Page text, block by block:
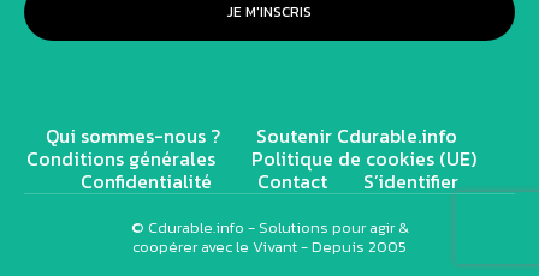
JE M'INSCRIS
Qui sommes-nous ? Soutenir Cdurable.info
Conditions générales Politique de cookies (UE)
Confidentialité Contact S’identifier
© Cdurable.info - Solutions pour agir &
coopérer avec le Vivant - Depuis 2005